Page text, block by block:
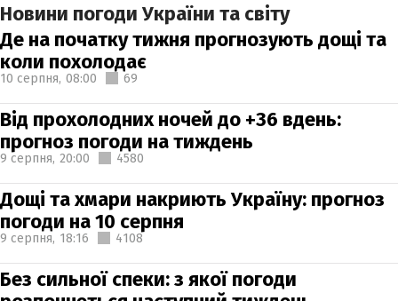
Новини погоди України та світу
Де на початку тижня прогнозують дощі та
коли похолодає
10 серпня, 08:00 69
Від прохолодних ночей до +36 вдень:
прогноз погоди на тиждень
9 серпня, 20:00 4580
Дощі та хмари накриють Україну: прогноз
погоди на 10 серпня
9 серпня, 18:16 4108
Без сильної спеки: з якої погоди